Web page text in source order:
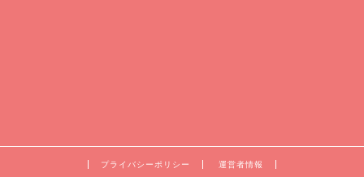
プライバシーポリシー 運営者情報